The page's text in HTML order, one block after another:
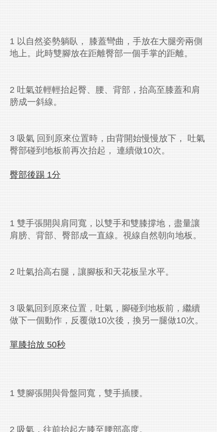
1 以自然姿勢躺臥， 膝蓋彎曲，手放在大腿旁兩側
地上。此時雙腳放在距離臀部一個手掌的距離。
2 吐氣並輕輕抬起臀、腰、背部，抬高至膝蓋和肩
膀成一斜線。
3 吸氣 回到原來位置時，由背開始慢慢放下， 吐氣
臀部碰到地板前再次抬起， 連續做10次。
臀部後踢 1分
1 雙手張開與肩同寬，以雙手和雙膝撐地，盡量讓
肩膀、背部、臀部成一直線。視線自然朝向地板。
2 吐氣抬高右腿，讓腳板和天花板呈水平。
3 吸氣回到原來位置，吐氣，腳碰到地板前，繼續
做下一個動作，反覆做10次後，換另一腿做10次。
單膝抬放 50秒
1 雙腳張開與骨盤同寬，雙手插腰。
2 吸氣，往前抬起左膝至腰部高度。